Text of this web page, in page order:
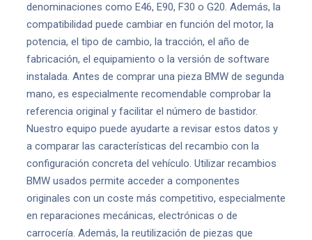
denominaciones como E46, E90, F30 o G20. Además, la
compatibilidad puede cambiar en función del motor, la
potencia, el tipo de cambio, la tracción, el año de
fabricación, el equipamiento o la versión de software
instalada. Antes de comprar una pieza BMW de segunda
mano, es especialmente recomendable comprobar la
referencia original y facilitar el número de bastidor.
Nuestro equipo puede ayudarte a revisar estos datos y
a comparar las características del recambio con la
configuración concreta del vehículo. Utilizar recambios
BMW usados permite acceder a componentes
originales con un coste más competitivo, especialmente
en reparaciones mecánicas, electrónicas o de
carrocería. Además, la reutilización de piezas que